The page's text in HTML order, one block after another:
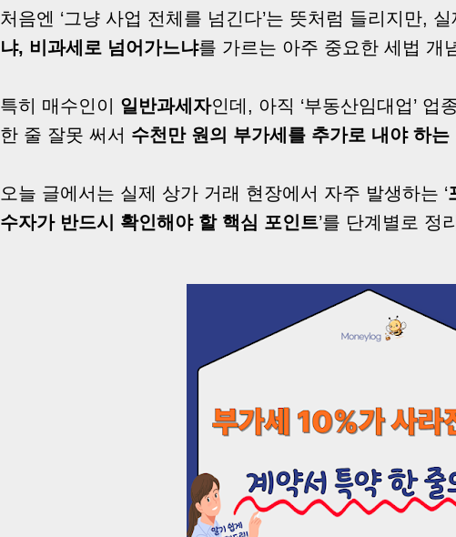
처음엔 ‘그냥 사업 전체를 넘긴다’는 뜻처럼 들리지만,
냐, 비과세로 넘어가느냐를 가르는 아주 중요한 세법 개
특히 매수인이 일반과세자인데, 아직 ‘부동산임대업’
한 줄 잘못 써서 수천만 원의 부가세를 추가로 내야 하는
오늘 글에서는 실제 상가 거래 현장에서 자주 발생하는 ‘
수자가 반드시 확인해야 할 핵심 포인트’를 단계별로 정